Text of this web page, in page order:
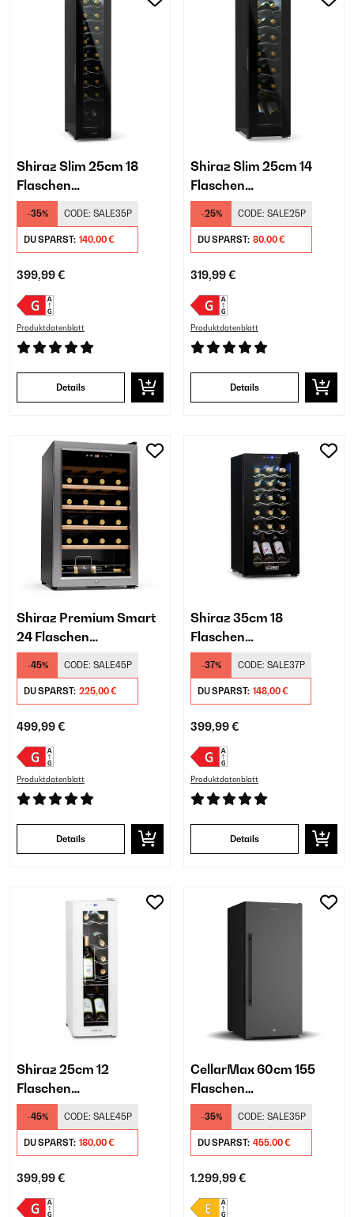
Shiraz Slim 25cm 18
Flaschen
Weinkühlschrank
Freistehend​ Schwarz
-35% CODE: SALE35P
DU SPARST: 140,00 €
399,99 €
Produktdatenblatt
Details
Shiraz Slim 25cm 14
Flaschen
Weinkühlschrank
Freistehend​ Schwarz
-25% CODE: SALE25P
DU SPARST: 80,00 €
319,99 €
Produktdatenblatt
Details
Shiraz Premium Smart
24 Flaschen
Weinkühlschrank
Freistehend​ Silber
-45% CODE: SALE45P
DU SPARST: 225,00 €
499,99 €
Produktdatenblatt
Details
Shiraz 35cm 18
Flaschen
Weinkühlschrank
Freistehend​ Schwarz
-37% CODE: SALE37P
DU SPARST: 148,00 €
399,99 €
Produktdatenblatt
Details
Shiraz 25cm 12
Flaschen
Weinkühlschrank
Freistehend​ Weiß
-45% CODE: SALE45P
DU SPARST: 180,00 €
399,99 €
CellarMax 60cm 155
Flaschen
Weinkühlschrank
Freistehend​ Schwarz
-35% CODE: SALE35P
DU SPARST: 455,00 €
1.299,99 €